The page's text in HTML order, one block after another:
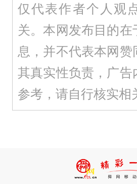
仅代表作者个人观
关。本网发布目的在
息，并不代表本网赞
其真实性负责，广告
参考，请自行核实相